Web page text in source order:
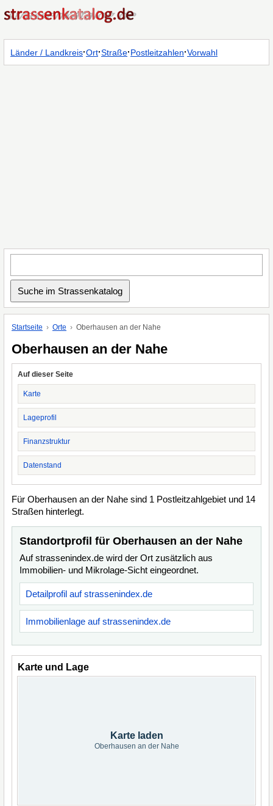
Länder / Landkreis·Ort·Straße·Postleitzahlen·Vorwahl
Startseite Orte Oberhausen an der Nahe
Oberhausen an der Nahe
Auf dieser Seite
Karte
Lageprofil
Finanzstruktur
Datenstand
Für Oberhausen an der Nahe sind 1 Postleitzahlgebiet und 14
Straßen hinterlegt.
Standortprofil für Oberhausen an der Nahe
Auf strassenindex.de wird der Ort zusätzlich aus
Immobilien- und Mikrolage-Sicht eingeordnet.
Detailprofil auf strassenindex.de
Immobilienlage auf strassenindex.de
Karte und Lage
Karte laden
Oberhausen an der Nahe